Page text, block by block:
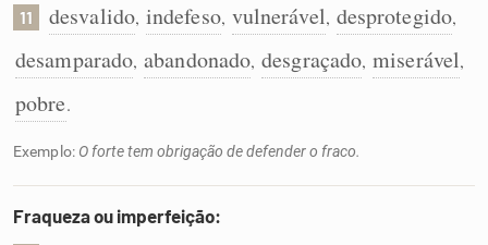
11 desvalido, indefeso, vulnerável, desprotegido,
desamparado, abandonado, desgraçado, miserável,
pobre.
Exemplo: O forte tem obrigação de defender o fraco.
Fraqueza ou imperfeição: